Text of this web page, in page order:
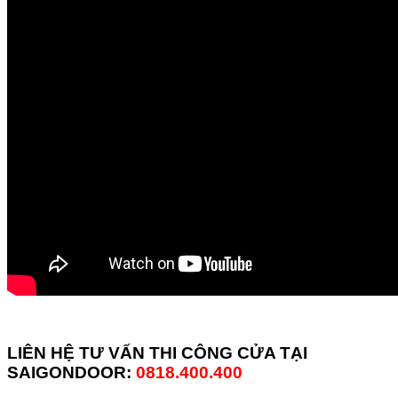
LIÊN HỆ TƯ VẤN THI CÔNG CỬA TẠI
SAIGONDOOR: 0818.400.400